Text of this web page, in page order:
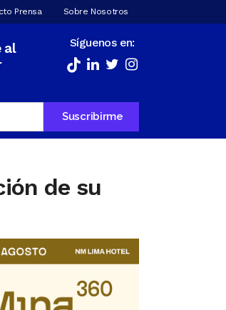
Prensa Sobre Nosotros
al
Síguenos en:
de su